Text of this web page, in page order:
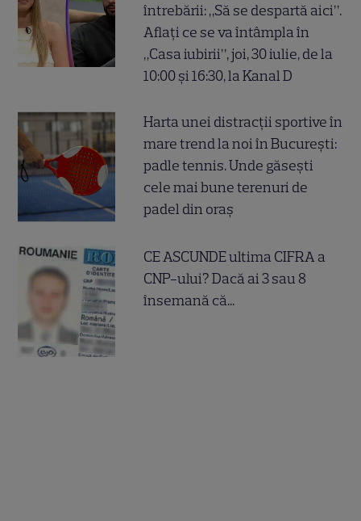
întrebării: „Să se despartă aici”.
Aflați ce se va întâmpla în
„Casa iubirii”, joi, 30 iulie, de la
10:00 și 16:30, la Kanal D
Harta unei distracții sportive în
mare trend la noi în București:
padle tennis. Unde găsești
cele mai bune terenuri de
padel din oraș
CE ASCUNDE ultima CIFRA a
CNP-ului? Dacă ai 3 sau 8
însemană că...